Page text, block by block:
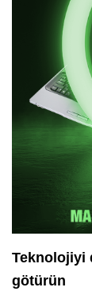
Teknolojiyi
götürün